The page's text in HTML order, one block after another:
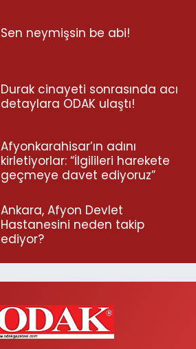
Sen neymişsin be abi!
Durak cinayeti sonrasında acı
detaylara ODAK ulaştı!
Afyonkarahisar’ın adını
kirletiyorlar: “İlgilileri harekete
geçmeye davet ediyoruz”
Ankara, Afyon Devlet
Hastanesini neden takip
ediyor?